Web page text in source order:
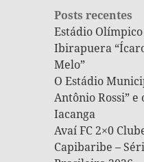
Posts recentes
Estádio
Ibirapuera
Melo”
O Estádio
Antônio Rossi”
Iacanga
Avaí FC 2×0
Capibaribe –